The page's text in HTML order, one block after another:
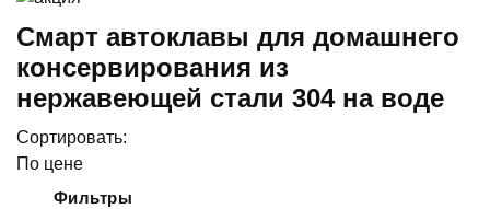
Смарт автоклавы для домашнего
консервирования из
нержавеющей стали 304 на воде
Сортировать:
По цене
Фильтры